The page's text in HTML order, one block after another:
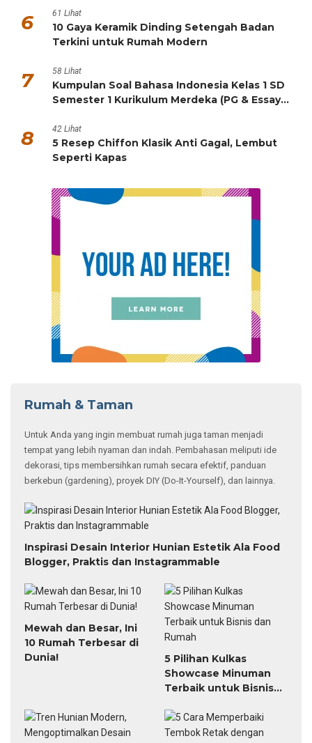
6 61 Lihat
10 Gaya Keramik Dinding Setengah Badan
Terkini untuk Rumah Modern
7 58 Lihat
Kumpulan Soal Bahasa Indonesia Kelas 1 SD
Semester 1 Kurikulum Merdeka (PG & Essay
8 42 Lihat
5 Resep Chiffon Klasik Anti Gagal, Lembut
Seperti Kapas
Rumah & Taman
Untuk Anda yang ingin membuat rumah juga taman menjadi
tempat yang lebih nyaman dan indah. Pembahasan meliputi ide
dekorasi, tips membersihkan rumah secara efektif, panduan
berkebun (gardening), proyek DIY (Do-It-Yourself), dan lainnya.
Inspirasi Desain Interior Hunian Estetik Ala Food
Blogger, Praktis dan Instagrammable
Mewah dan Besar, Ini
10 Rumah Terbesar di
Dunia!
5 Pilihan Kulkas
Showcase Minuman
Terbaik untuk Bisnis